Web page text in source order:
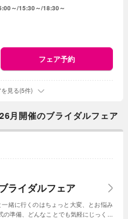
～ 15:30～ 18:30～
フェア予約
見る(5件)
開催のブライダルフェア
ライダルフェア
緒に行くのはちょっと大変、とお悩み
準備、どんなことでも気軽にじっくり